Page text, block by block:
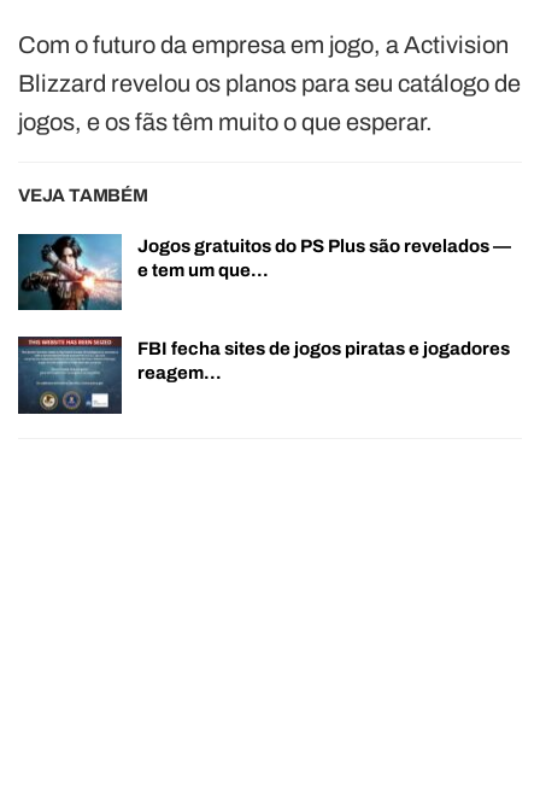
Com o futuro da empresa em jogo, a Activision
Blizzard revelou os planos para seu catálogo de
jogos, e os fãs têm muito o que esperar.
VEJA TAMBÉM
Jogos gratuitos do PS Plus são revelados —
e tem um que…
FBI fecha sites de jogos piratas e jogadores
reagem…